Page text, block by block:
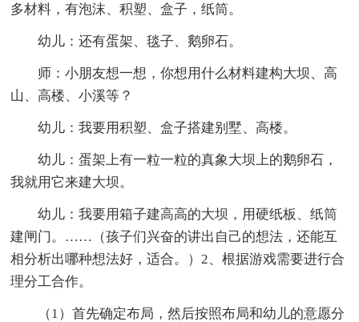
多材料，有泡沫、积塑、盒子，纸筒。
幼儿：还有蛋架、毯子、鹅卵石。
师：小朋友想一想，你想用什么材料建构大坝、高
山、高楼、小溪等？
幼儿：我要用积塑、盒子搭建别墅、高楼。
幼儿：蛋架上有一粒一粒的真象大坝上的鹅卵石，
我就用它来建大坝。
幼儿：我要用箱子建高高的大坝，用硬纸板、纸筒
建闸门。……（孩子们兴奋的讲出自己的想法，还能互
相分析出哪种想法好，适合。）2、根据游戏需要进行合
理分工合作。
（1）首先确定布局，然后按照布局和幼儿的意愿分